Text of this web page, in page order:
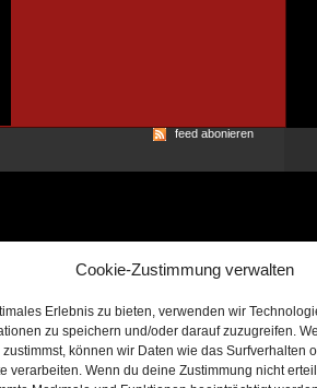
Cookie-Zustimmung verwalten
Erlebnis zu bieten, verwenden wir
zu speichern und/oder darauf zuzugreifen.
können wir Daten wie das Surfverhalten
verarbeiten. Wenn du deine Zustimmung nicht
feed abonieren